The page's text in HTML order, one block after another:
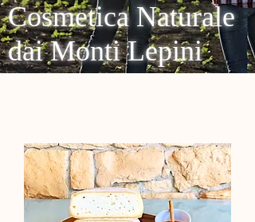
Cosmetica Naturale
dai Monti Lepini